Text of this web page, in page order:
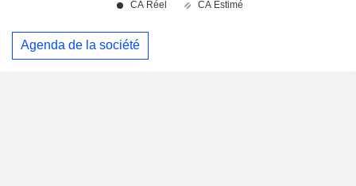
Agenda de la société